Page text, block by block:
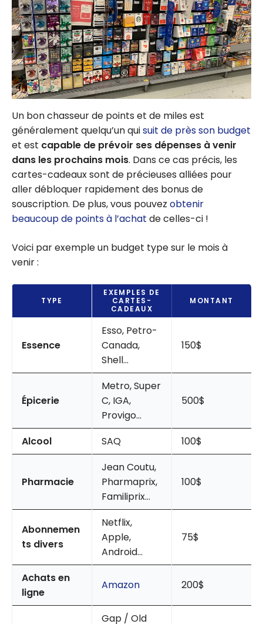
Un bon chasseur de points et de miles est
généralement quelqu’un quisuit de près son budget
et est capable de prévoir ses dépenses à venir
dans les prochains mois. Dans ce cas précis, les
cartes-cadeaux sont de précieuses alliées pour
aller débloquer rapidement des bonus de
souscription. De plus, vous pouvez obtenir
beaucoup de points à l’achat de celles-ci !
Voici par exemple un budget type sur le mois à
venir :
TYPE
EXEMPLES DE
CARTES-
CADEAUX
MONTANT
Essence
Esso, Petro-
Canada,
Shell…
150$
Épicerie
Metro, Super
C, IGA,
Provigo…
500$
Alcool SAQ 100$
Pharmacie
Jean Coutu,
Pharmaprix,
Familiprix…
100$
Abonnemen
ts divers
Netflix,
Apple,
Android…
75$
Achats en
ligne
Amazon 200$
Gap / Old